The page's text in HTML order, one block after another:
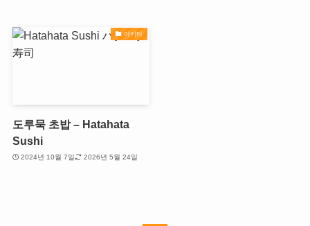
아키타
도루묵 초밥 – Hatahata
Sushi
2024년 10월 7일 2026년 5월 24일